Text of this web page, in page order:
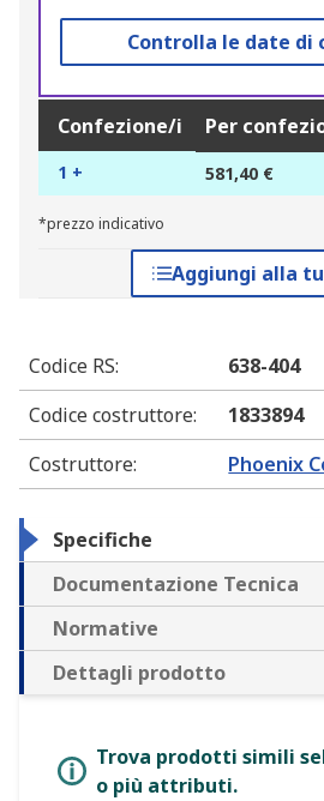
Controlla le date di
Confezione/i Per
1 + 581,40 €
*prezzo indicativo
Aggiungi alla
Codice RS:
638-404
Codice costruttore:
1833894
Costruttore: Phoenix
Specifiche
Documentazione Tecnica
Normative
Dettagli prodotto
Trova prodotti simili
o più attributi.